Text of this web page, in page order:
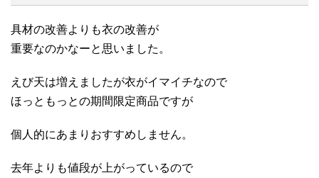
具材の改善よりも衣の改善が
重要なのかなーと思いました。
えび天は増えましたが衣がイマイチなので
ほっともっとの期間限定商品ですが
個人的にあまりおすすめしません。
去年よりも値段が上がっているので